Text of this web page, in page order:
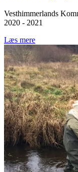
Vesthimmerlands
2020 - 2021
Læs mere